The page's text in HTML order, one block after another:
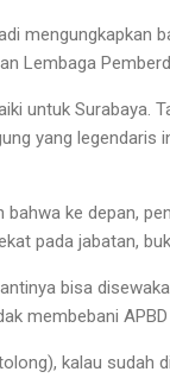
mengungkapkan
Lembaga
untuk Surabaya.
yang legendaris
bahwa ke depan,
pada jabatan,
bisa
membebani
kalau sudah